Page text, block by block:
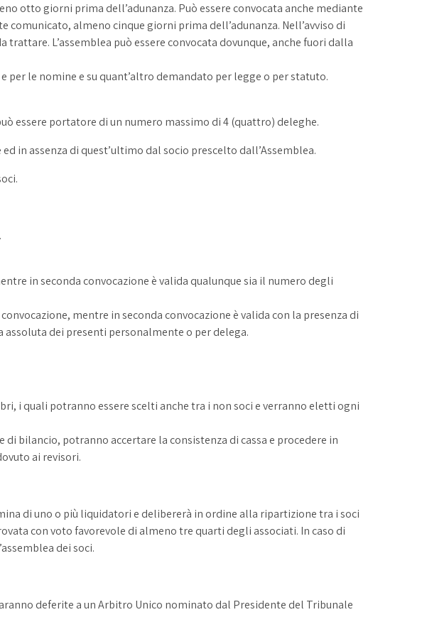
otto giorni prima dell’adunanza. Può essere convocata anche mediante
almeno cinque giorni prima dell’adunanza. Nell’avviso di
L’assemblea può essere convocata dovunque, anche fuori dalla
per le nomine e su quant’altro demandato per legge o per statuto.
essere portatore di un numero massimo di 4 (quattro) deleghe.
in assenza di quest’ultimo dal socio prescelto dall’Assemblea.
in seconda convocazione è valida qualunque sia il numero degli
mentre in seconda convocazione è valida con la presenza di
dei presenti personalmente o per delega.
i quali potranno essere scelti anche tra i non soci e verranno eletti ogni
bilancio, potranno accertare la consistenza di cassa e procedere in
ai revisori.
di uno o più liquidatori e delibererà in ordine alla ripartizione tra i soci
con voto favorevole di almeno tre quarti degli associati. In caso di
dei soci.
deferite a un Arbitro Unico nominato dal Presidente del Tribunale